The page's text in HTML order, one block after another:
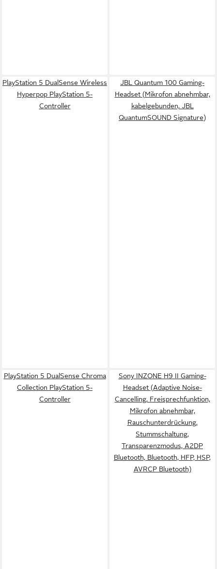
PlayStation 5 DualSense Wireless
Hyperpop PlayStation 5-
Controller
JBL Quantum 100 Gaming-
Headset (Mikrofon abnehmbar,
kabelgebunden, JBL
QuantumSOUND Signature)
PlayStation 5 DualSense Chroma
Collection PlayStation 5-
Controller
Sony INZONE H9 II Gaming-
Headset (Adaptive Noise-
Cancelling, Freisprechfunktion,
Mikrofon abnehmbar,
Rauschunterdrückung,
Stummschaltung,
Transparenzmodus, A2DP
Bluetooth, Bluetooth, HFP, HSP,
AVRCP Bluetooth)